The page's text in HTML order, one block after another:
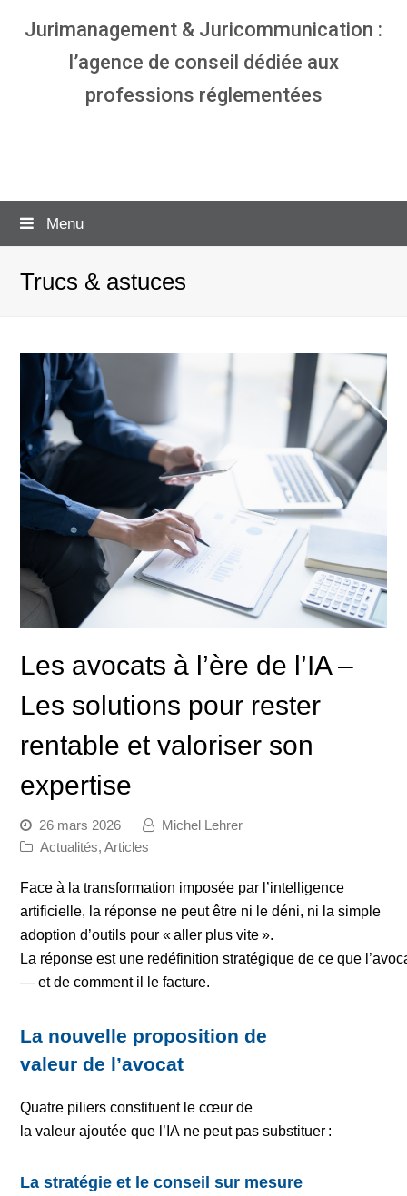
Jurimanagement & Juricommunication :
l’agence de conseil dédiée aux
professions réglementées
Menu
Trucs & astuces
Les avocats à l’ère de l’IA –
Les solutions pour rester
rentable et valoriser son
expertise
26 mars 2026
Michel Lehrer
Actualités,Articles
Face à la transformation imposée par l’intelligence
artificielle, la réponse ne peut être ni le déni, ni la simple
adoption d’outils pour « aller plus vite ».
La réponse est une redéfinition stratégique de ce que
— et de comment il le facture.
La nouvelle proposition de
valeur de l’avocat
Quatre piliers constituent le cœur de
la valeur ajoutée que l’IA ne peut pas substituer :
La stratégie et le conseil sur mesure